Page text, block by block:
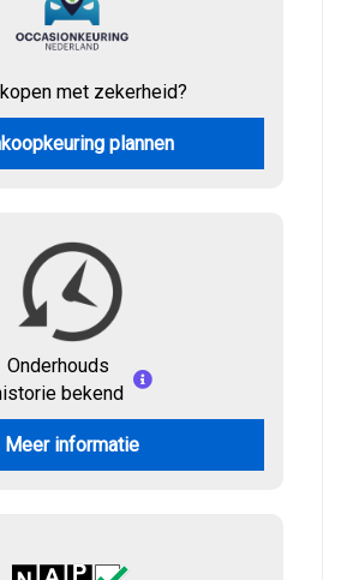
met zekerheid?
plannen
Onderhouds
bekend
Meer informatie